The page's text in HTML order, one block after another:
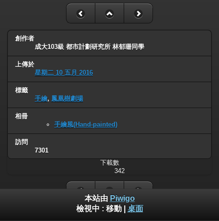
創作者
成大103級 都市計劃研究所 林郁珊同學
上傳於
星期二 10 五月 2016
標籤
手繪, 鳳凰樹劇場
相冊
手繪風(Hand-painted)
訪問
7301
下載數
342
本站由 Piwigo
檢視中 : 移動| 桌面